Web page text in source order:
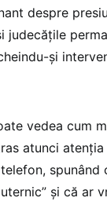
despre
judecățile
și
vedea cum
atunci atenția
spunând
și că ar